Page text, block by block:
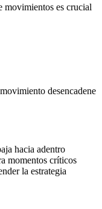
movimientos es crucial
desencadene
hacia adentro
momentos críticos
la estrategia